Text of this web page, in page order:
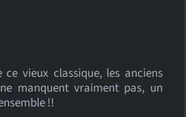
ce vieux classique, les anciens
manquent vraiment pas, un
!!